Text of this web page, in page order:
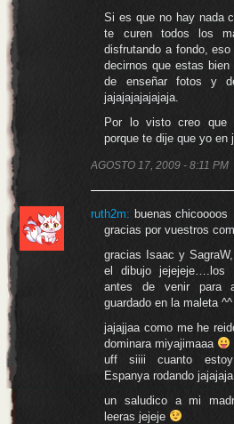
Si es que no hay nada
te curen todos los
disfrutando a fondo,
decirnos que estas
de enseñar fotos y
jajajajajajajaja.
Por lo visto creo que
porque te dije que yo en
AGOSTO 17, 2009 - 8:11 PM
ruth2m: buenas chicoooos
gracias por vuestros
gracias Isaac y
el dibujo jejejeje….los
antes de venir para
guardado en la maleta ^^
jajajjaa como me he
dominara miyajimaaa
uff siiii cuanto
Espanya rodando jajajaja
un saludico a mi
leeras jejeje